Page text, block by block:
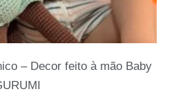
– Decor feito à mão Baby